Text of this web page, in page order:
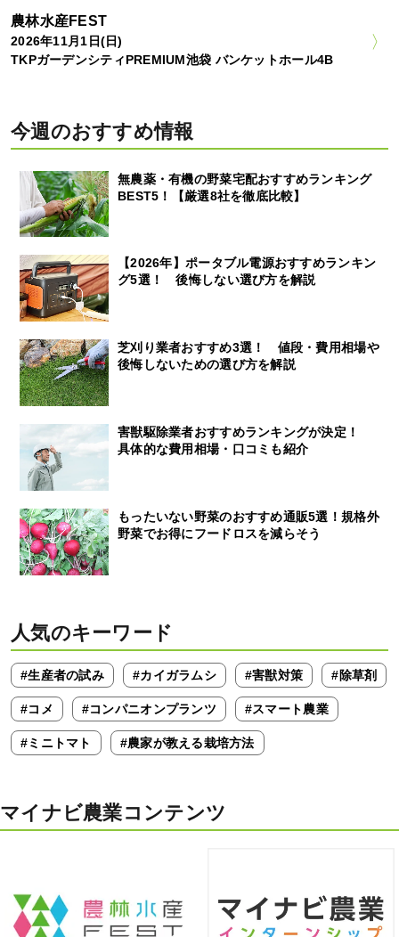
農林水産FEST
2026年11月1日(日)
TKPガーデンシティPREMIUM池袋 バンケットホール4B
今週のおすすめ情報
無農薬・有機の野菜宅配おすすめランキング
BEST5！【厳選8社を徹底比較】
【2026年】ポータブル電源おすすめランキン
グ5選！ 後悔しない選び方を解説
芝刈り業者おすすめ3選！ 値段・費用相場や
後悔しないための選び方を解説
害獣駆除業者おすすめランキングが決定！
具体的な費用相場・口コミも紹介
もったいない野菜のおすすめ通販5選！規格外
野菜でお得にフードロスを減らそう
人気のキーワード
#生産者の試み #カイガラムシ #害獣対策 #除草剤
#コメ #コンパニオンプランツ #スマート農業
#ミニトマト #農家が教える栽培方法
マイナビ農業コンテンツ